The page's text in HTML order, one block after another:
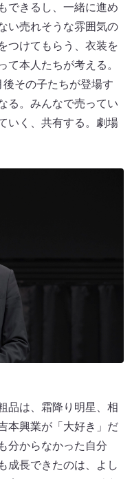
できるし、一緒に進め
い売れそうな雰囲気の
つけてもらう、衣装を
て本人たちが考える。
その子たちが登場す
る。みんなで売ってい
いく、共有する。劇場
品は、霜降り明星、相
本興業が「大好き」だ
分からなかった自分
成長できたのは、よし